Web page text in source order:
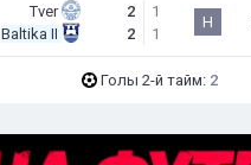
Tver
Baltika II
2
2
1
1
Н
Голы 2-й тайм: 2